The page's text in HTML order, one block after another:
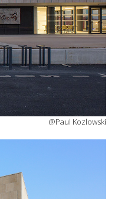
@Paul Kozlowski